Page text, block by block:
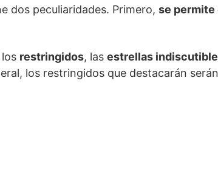
dos peculiaridades. Primero, se permite
restringidos, las estrellas
los restringidos que destacarán